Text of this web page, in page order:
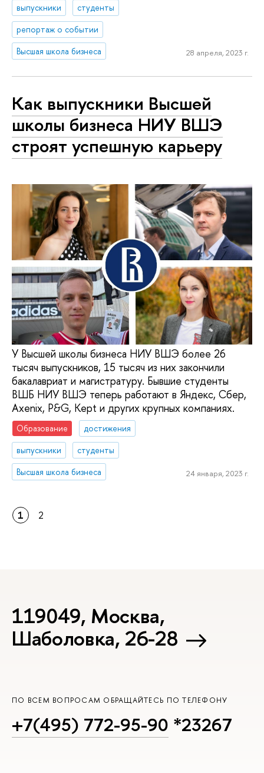
выпускники
студенты
репортаж о событии
Высшая школа бизнеса
28 апреля, 2023 г.
Как выпускники Высшей
школы бизнеса НИУ ВШЭ
строят успешную карьеру
У Высшей школы бизнеса НИУ ВШЭ более 26
тысяч выпускников, 15 тысяч из них закончили
бакалавриат и магистратуру. Бывшие студенты
ВШБ НИУ ВШЭ теперь работают в Яндекс, Сбер,
Axenix, P&G, Kept и других крупных компаниях.
Образование
достижения
выпускники
студенты
Высшая школа бизнеса
24 января, 2023 г.
1 2
119049, Москва,
Шаболовка, 26-28
ПО ВСЕМ ВОПРОСАМ ОБРАЩАЙТЕСЬ ПО ТЕЛЕФОНУ
+7(495) 772-95-90 *23267